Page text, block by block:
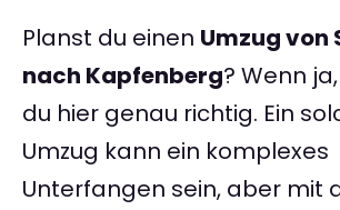
Planst du einen Umzug
nach Kapfenberg? Wenn
du hier genau richtig. Ein
Umzug kann ein komplexes
Unterfangen sein, aber mit